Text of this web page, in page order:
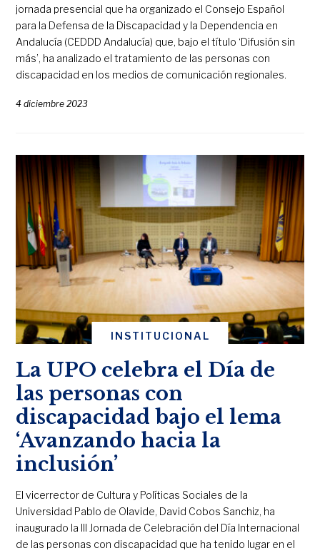
jornada presencial que ha organizado el Consejo Español
para la Defensa de la Discapacidad y la Dependencia en
Andalucía (CEDDD Andalucía) que, bajo el título ‘Difusión sin
más’, ha analizado el tratamiento de las personas con
discapacidad en los medios de comunicación regionales.
4 diciembre 2023
INSTITUCIONAL
La UPO celebra el Día de
las personas con
discapacidad bajo el lema
‘Avanzando hacia la
inclusión’
El vicerrector de Cultura y Políticas Sociales de la
Universidad Pablo de Olavide, David Cobos Sanchiz, ha
inaugurado la III Jornada de Celebración del Día Internacional
de las personas con discapacidad que ha tenido lugar en el